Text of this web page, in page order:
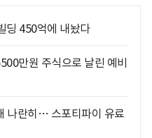
딩 450억에 내놨다
만원 주식으로 날린 예비
나란히… 스포티파이 유료